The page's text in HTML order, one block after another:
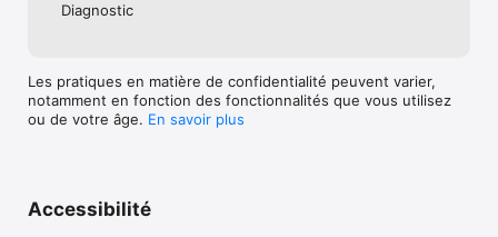
Diagnostic
Les pratiques en matière de confidentialité peuvent varier,
notamment en fonction des fonctionnalités que vous utilisez
ou de votre âge. En savoir plus
Accessibilité